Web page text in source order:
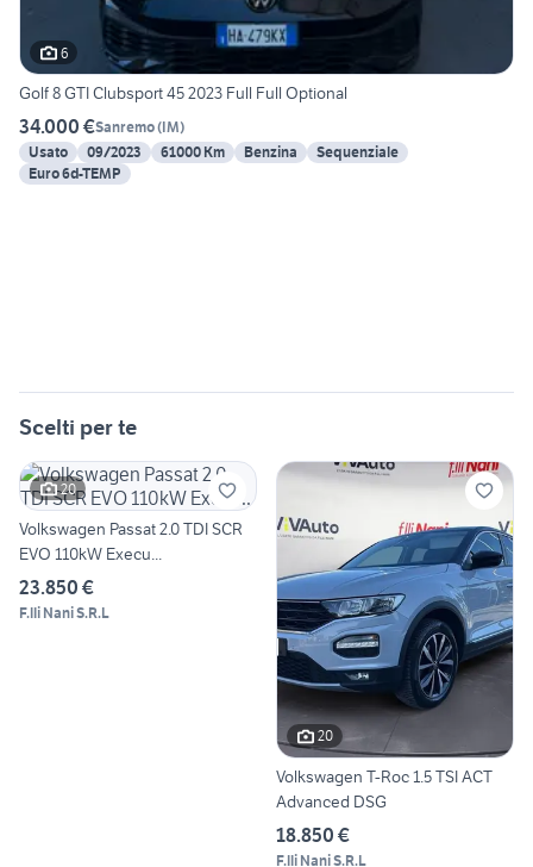
6
Golf 8 GTI Clubsport 45 2023 Full Full Optional
34.000 €Sanremo(IM)
Usato
09/2023 61000 Km Benzina
Sequenziale
Euro 6d-TEMP
Scelti per te
20
Volkswagen Passat 2.0 TDI SCR
EVO 110kW Execu...
23.850 €
F.lli Nani S.R.L
20
Volkswagen T-Roc 1.5 TSI ACT
Advanced DSG
18.850 €
F.lli Nani S.R.L